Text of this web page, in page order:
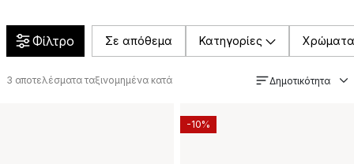
Φίλτρο Σε απόθεμα Κατηγορίες Χρώματα
3 αποτελέσματα ταξινομημένα κατά Δημοτικότητα
-10%